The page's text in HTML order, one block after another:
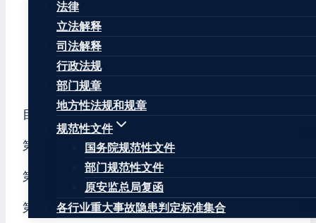
法律
立法解释
司法解释
行政法规
部门规章
地方性法规和规章
规范性文件
国务院规范性文件
部门规范性文件
原安监总局复函
各行业重大事故隐患判定标准集合
中华人民共和国引渡法
（2000年12月28日第九届全国人民代表大会常务委
员会第十九次会议通过）
目 录
第一章 总则
第二章 向中华人民共和国请求引渡
第一节 引渡的条件